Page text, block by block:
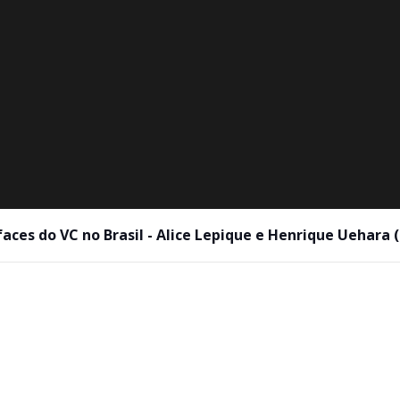
do VC no Brasil - Alice Lepique e Henrique Uehara